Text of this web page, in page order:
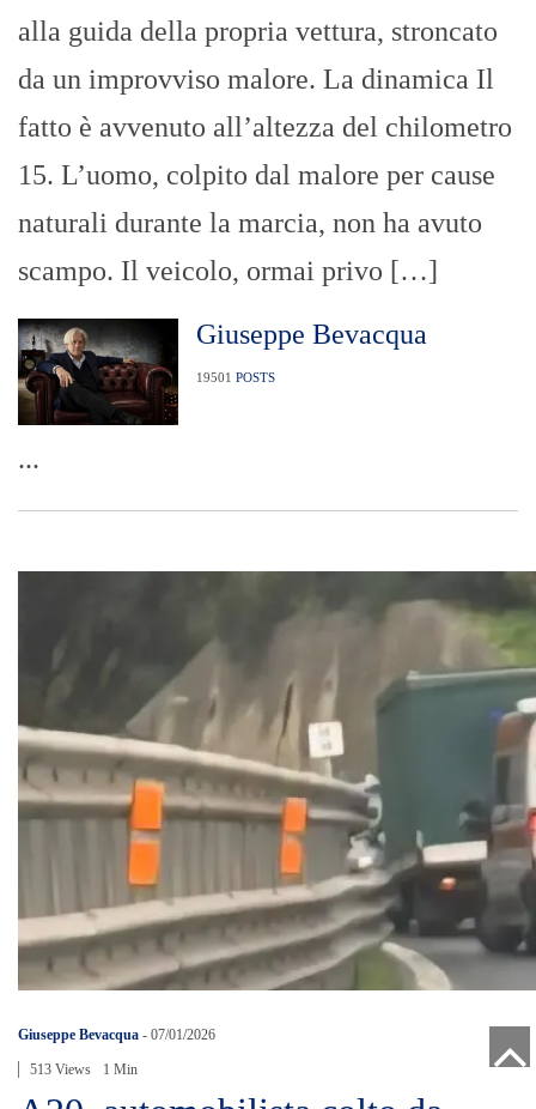
alla guida della propria vettura, stroncato
da un improvviso malore. La dinamica Il
fatto è avvenuto all’altezza del chilometro
15. L’uomo, colpito dal malore per cause
naturali durante la marcia, non ha avuto
scampo. Il veicolo, ormai privo […]
Giuseppe Bevacqua
19501 POSTS
...
Giuseppe Bevacqua - 07/01/2026
513 Views 1 Min